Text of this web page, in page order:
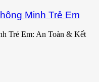
Minh Trẻ Em
Trẻ Em: An Toàn & Kết